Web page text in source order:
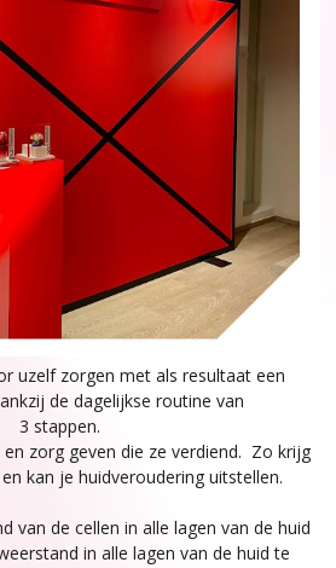
uzelf zorgen met als resultaat een
de dagelijkse routine van
3 stappen.
zorg geven die ze verdiend. Zo krijg
kan je huidveroudering uitstellen.
van de cellen in alle lagen van de huid
in alle lagen van de huid te